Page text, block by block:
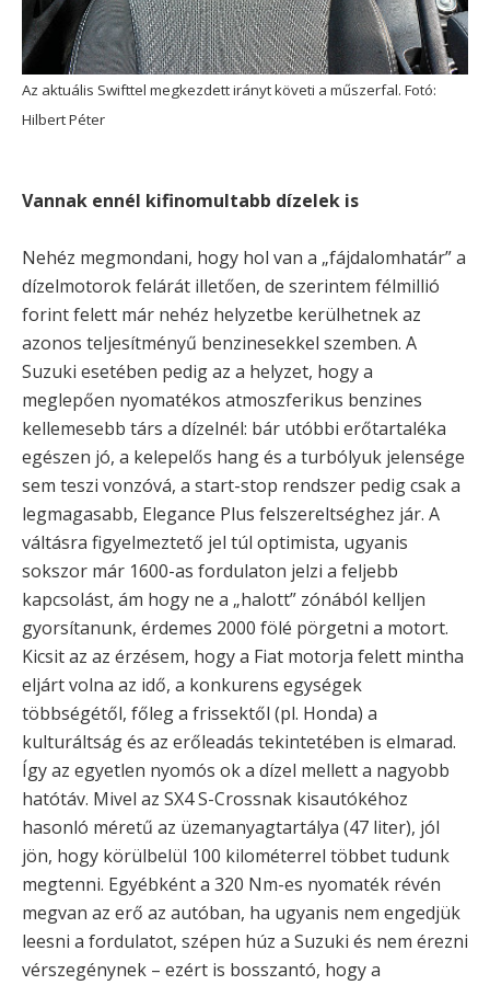
Az aktuális Swifttel megkezdett irányt követi a műszerfal. Fotó:
Hilbert Péter
Vannak ennél kifinomultabb dízelek is
Nehéz megmondani, hogy hol van a „fájdalomhatár” a
dízelmotorok felárát illetően, de szerintem félmillió
forint felett már nehéz helyzetbe kerülhetnek az
azonos teljesítményű benzinesekkel szemben. A
Suzuki esetében pedig az a helyzet, hogy a
meglepően nyomatékos atmoszferikus benzines
kellemesebb társ a dízelnél: bár utóbbi erőtartaléka
egészen jó, a kelepelős hang és a turbólyuk jelensége
sem teszi vonzóvá, a start-stop rendszer pedig csak a
legmagasabb, Elegance Plus felszereltséghez jár. A
váltásra figyelmeztető jel túl optimista, ugyanis
sokszor már 1600-as fordulaton jelzi a feljebb
kapcsolást, ám hogy ne a „halott” zónából kelljen
gyorsítanunk, érdemes 2000 fölé pörgetni a motort.
Kicsit az az érzésem, hogy a Fiat motorja felett mintha
eljárt volna az idő, a konkurens egységek
többségétől, főleg a frissektől (pl. Honda) a
kulturáltság és az erőleadás tekintetében is elmarad.
Így az egyetlen nyomós ok a dízel mellett a nagyobb
hatótáv. Mivel az SX4 S-Crossnak kisautókéhoz
hasonló méretű az üzemanyagtartálya (47 liter), jól
jön, hogy körülbelül 100 kilométerrel többet tudunk
megtenni. Egyébként a 320 Nm-es nyomaték révén
megvan az erő az autóban, ha ugyanis nem engedjük
leesni a fordulatot, szépen húz a Suzuki és nem érezni
vérszegénynek – ezért is bosszantó, hogy a